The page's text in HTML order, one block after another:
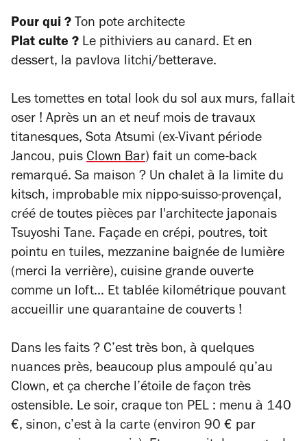
Pour qui ? Ton pote architecte
Plat culte ? Le pithiviers au canard. Et en
dessert, la pavlova litchi/betterave.
Les tomettes en total look du sol aux murs, fallait
oser ! Après un an et neuf mois de travaux
titanesques, Sota Atsumi (ex-Vivant période
Jancou, puis Clown Bar) fait un come-back
remarqué. Sa maison ? Un chalet à la limite du
kitsch, improbable mix nippo-suisso-provençal,
créé de toutes pièces par l'architecte japonais
Tsuyoshi Tane. Façade en crépi, poutres, toit
pointu en tuiles, mezzanine baignée de lumière
(merci la verrière), cuisine grande ouverte
comme un loft… Et tablée kilométrique pouvant
accueillir une quarantaine de couverts !
Dans les faits ? C’est très bon, à quelques
nuances près, beaucoup plus ampoulé qu’au
Clown, et ça cherche l’étoile de façon très
ostensible. Le soir, craque ton PEL : menu à 140
€, sinon, c’est à la carte (environ 90 € par